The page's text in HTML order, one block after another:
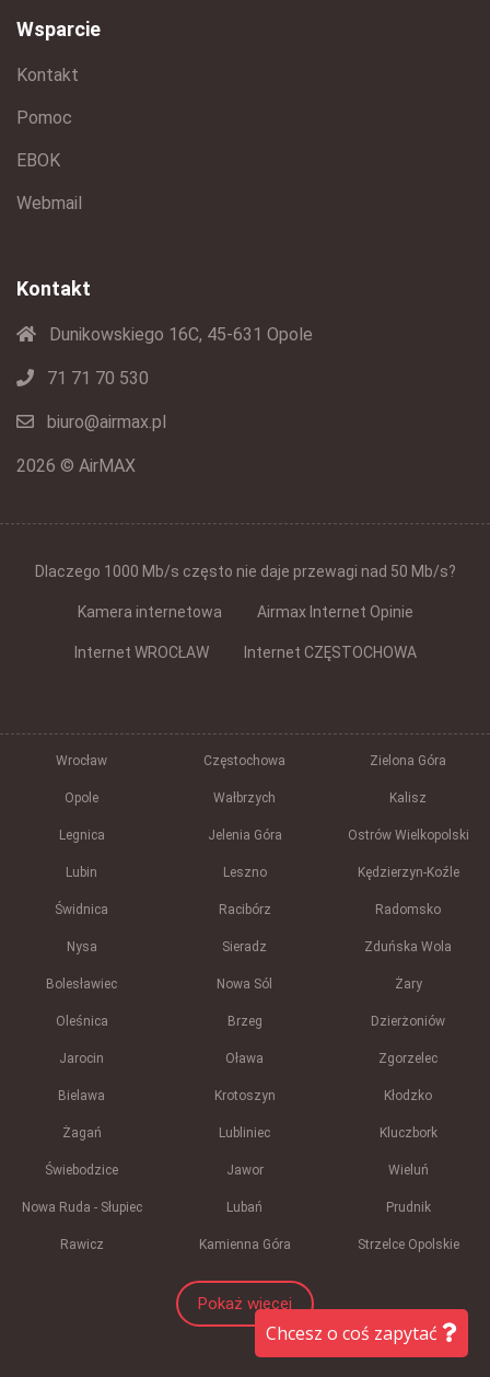
Wsparcie
Kontakt
Pomoc
EBOK
Webmail
Kontakt
Dunikowskiego 16C, 45-631 Opole
71 71 70 530
biuro@airmax.pl
2026 © AirMAX
Dlaczego 1000 Mb/s często nie daje przewagi nad 50 Mb/s?
Kamera internetowa Airmax Internet Opinie
Internet WROCŁAW Internet CZĘSTOCHOWA
Wrocław Częstochowa Zielona Góra
Opole Wałbrzych Kalisz
Legnica Jelenia Góra Ostrów Wielkopolski
Lubin Leszno Kędzierzyn-Koźle
Świdnica Racibórz Radomsko
Nysa Sieradz Zduńska Wola
Bolesławiec Nowa Sól Żary
Oleśnica Brzeg Dzierżoniów
Jarocin Oława Zgorzelec
Bielawa Krotoszyn Kłodzko
Żagań Lubliniec Kluczbork
Świebodzice Jawor Wieluń
Nowa Ruda - Słupiec Lubań Prudnik
Rawicz Kamienna Góra Strzelce Opolskie
Pokaż więcej
Chcesz o coś zapytać